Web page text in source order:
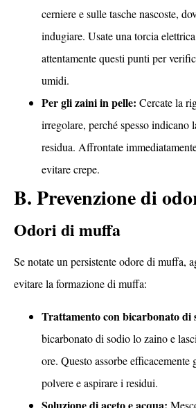
cerniere e sulle tasche nascoste,
indugiare. Usate una torcia
attentamente questi punti per
umidi.
Per gli zaini in pelle: Cercate la
irregolare, perché spesso indicano
residua. Affrontate
evitare crepe.
B. Prevenzione di
Odori di muffa
Se notate un persistente odore di muffa,
evitare la formazione di muffa:
Trattamento con bicarbonato di
bicarbonato di sodio lo zaino e
ore. Questo assorbe
polvere e aspirare i residui.
Soluzione di aceto e acqua: